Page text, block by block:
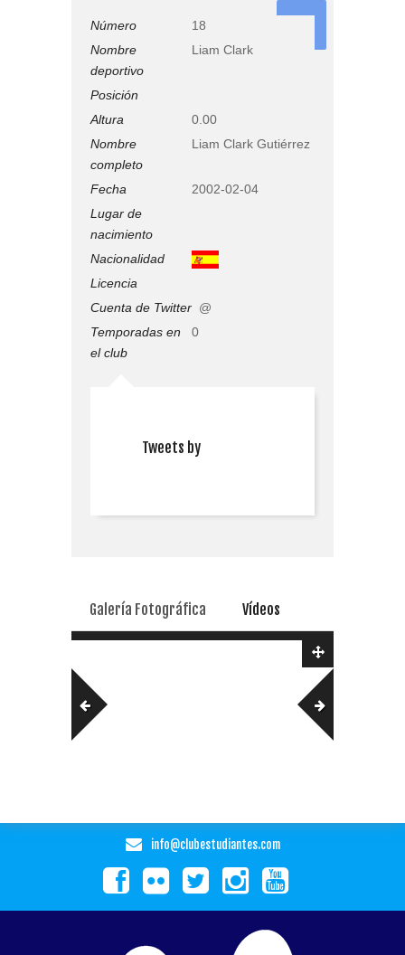
Número
18
Nombre
deportivo
Liam Clark
Posición
Altura
0.00
Nombre
completo
Liam Clark Gutiérrez
Fecha
2002-02-04
Lugar de
nacimiento
Nacionalidad
Licencia
Cuenta de Twitter @
Temporadas en
el club
0
Tweets by
Galería Fotográfica Vídeos
info@clubestudiantes.com